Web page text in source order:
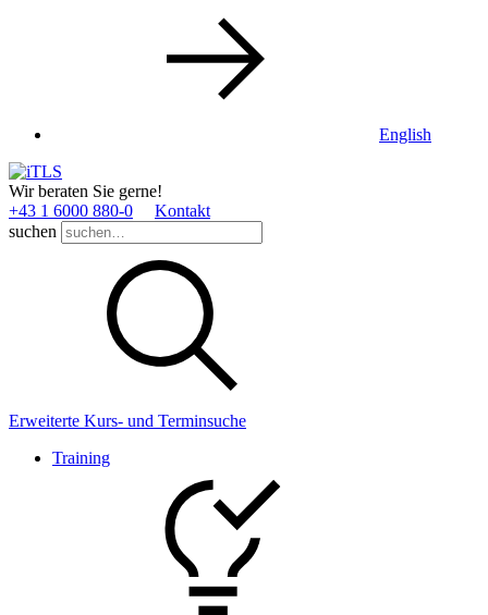
English
Wir beraten Sie gerne!
+43 1 6000 880­-0
Kontakt
suchen
Erweiterte Kurs- und Terminsuche
Training